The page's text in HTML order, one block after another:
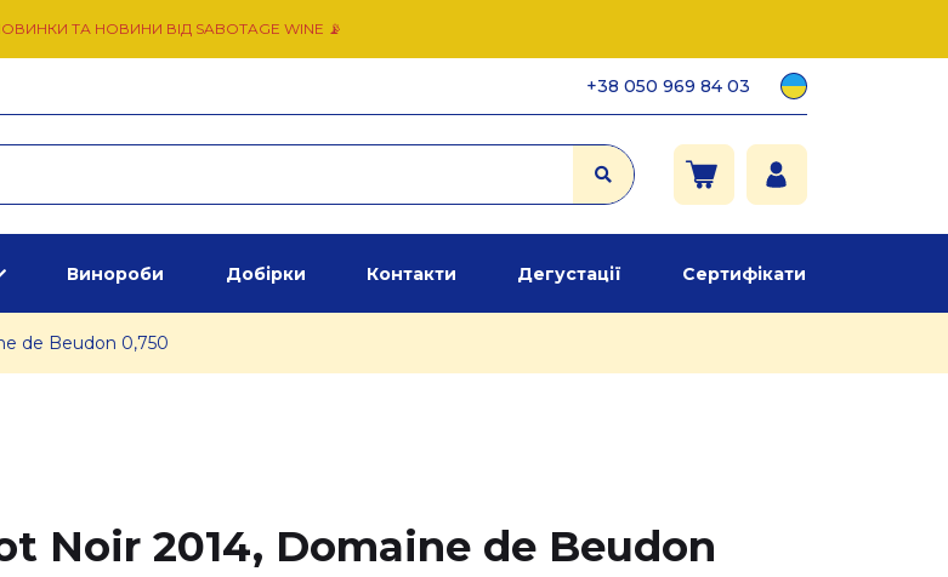
ТА НОВИНИ ВІД SABOTAGE WINE 📡
+38 050 969 84 03
Винороби Добірки Контакти Дегустації Сертифікати
de Beudon 0,750
Noir 2014, Domaine de Beudon